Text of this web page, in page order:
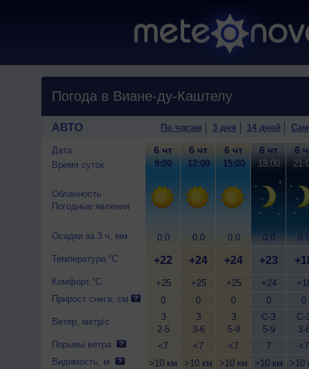
Погода в Виане-ду-Каштелу
АВТО По часам 3 дня 14 дней
Дата
Время суток
Облачность
Погодные явления
Осадки за 3 ч, мм
Температура °C
Комфорт,°C
Прирост снега, см
Ветер, метр/с
Порывы ветра
Видимость, м
6 чт
9:00
0.0
+22
+25
0
З
2-5
<7
>10 км
6 чт
12:00
0.0
+24
+25
0
З
3-6
<7
>10 км
6 чт
15:00
0.0
+24
+25
0
З
5-9
<7
>10 км
6 чт
18:00
0.0
+23
+24
0
С-З
5-9
7
>10 км
6
0
С-
3-
<7
>10